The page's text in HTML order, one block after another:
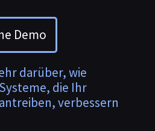
Demo
darüber, wie
die Ihr
verbessern